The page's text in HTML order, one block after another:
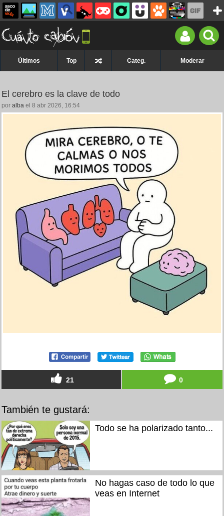
Últimos Top Categ. Moderar
El cerebro es la clave de todo
por alba el 8 abr 2026, 16:54
21 0
También te gustará:
Todo se ha polarizado tanto...
No hagas caso de todo lo que
veas en Internet